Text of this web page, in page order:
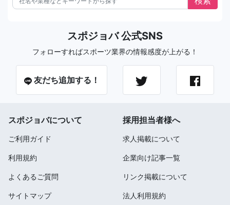
スポジョバ 公式SNS
フォローすればスポーツ業界の情報感度が上がる！
友だち追加する！
スポジョバについて
ご利用ガイド
利用規約
よくあるご質問
サイトマップ
採用担当者様へ
求人掲載について
企業向け記事一覧
リンク掲載について
法人利用規約